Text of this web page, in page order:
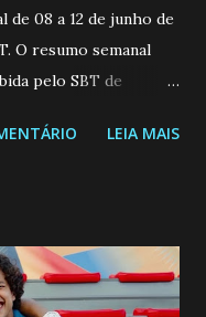
de 08 a 12 de junho de
O resumo semanal
pelo SBT de
08/06/26 a 14/06/26
ser o tipo de
toda a vida. Camila
LEIA MAIS